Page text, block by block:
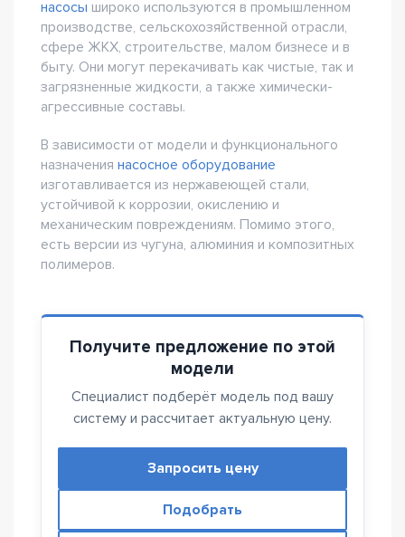
насосы широко используются в промышленном
производстве, сельскохозяйственной отрасли,
сфере ЖКХ, строительстве, малом бизнесе и в
быту. Они могут перекачивать как чистые, так и
загрязненные жидкости, а также химически-
агрессивные составы.
В зависимости от модели и функционального
назначения насосное оборудование
изготавливается из нержавеющей стали,
устойчивой к коррозии, окислению и
механическим повреждениям. Помимо этого,
есть версии из чугуна, алюминия и композитных
полимеров.
Получите предложение по этой
модели
Специалист подберёт модель под вашу
систему и рассчитает актуальную цену.
Запросить цену
Подобрать